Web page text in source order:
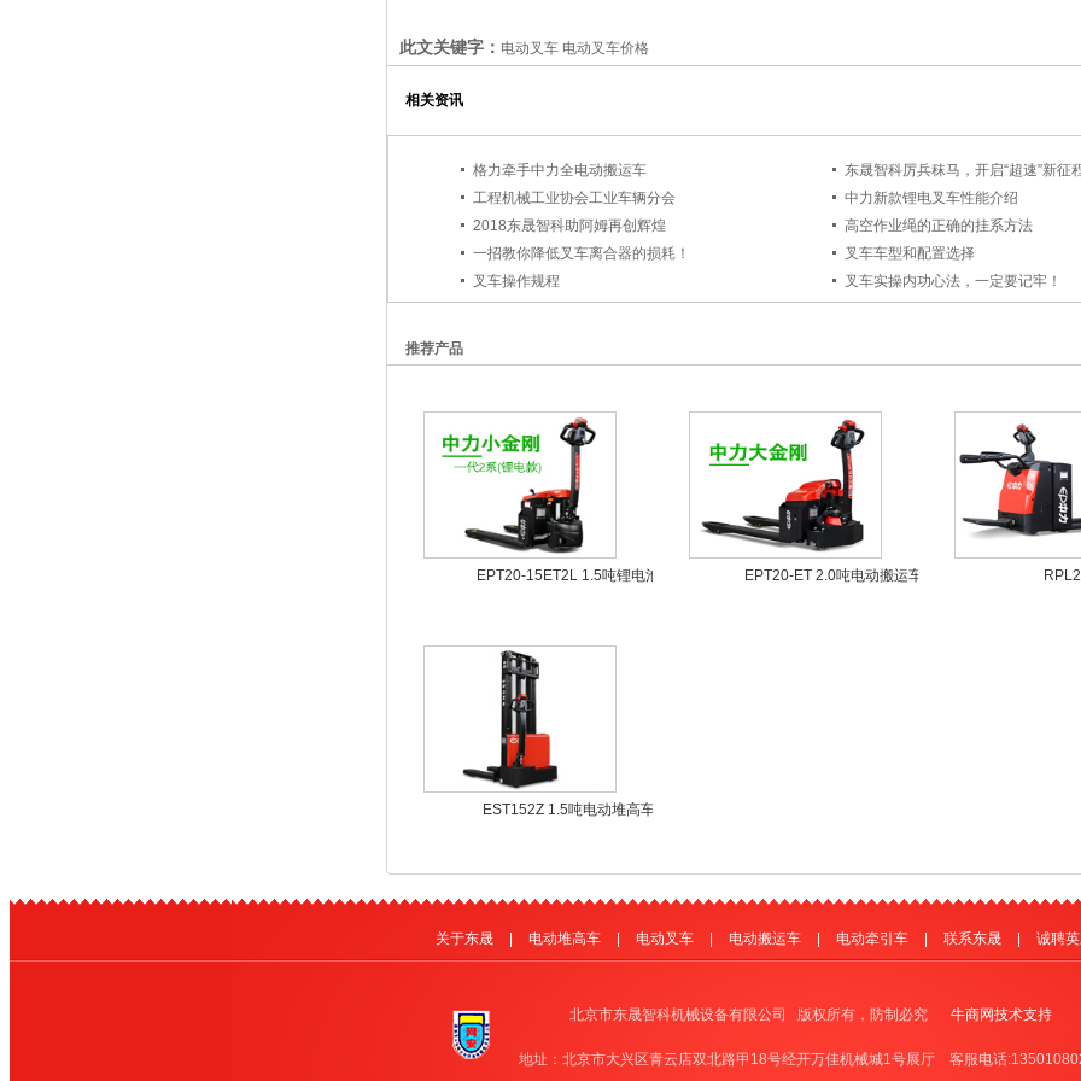
此文关键字： 电动叉车 电动叉车价格
相关资讯
格力牵手中力全电动搬运车
东晟智科厉兵秣马，开启“超速”新征
工程机械工业协会工业车辆分会
中力新款锂电叉车性能介绍
2018东晟智科助阿姆再创辉煌
高空作业绳的正确的挂系方法
一招教你降低叉车离合器的损耗！
叉车车型和配置选择
叉车操作规程
叉车实操内功心法，一定要记牢！
推荐产品
EPT20-15ET2L 1.5吨锂电池
EPT20-ET 2.0吨电动搬运车
EST152Z 1.5吨电动堆高车
关于东晟 | 电动堆高车 | 电动叉车 | 电动搬运车 | 电动牵引车 | 联系东晟 | 诚聘
北京市东晟智科机械设备有限公司 版权所有，防制必究 牛商网技术支持
地址：北京市大兴区青云店双北路甲18号经开万佳机械城1号展厅 客服电话